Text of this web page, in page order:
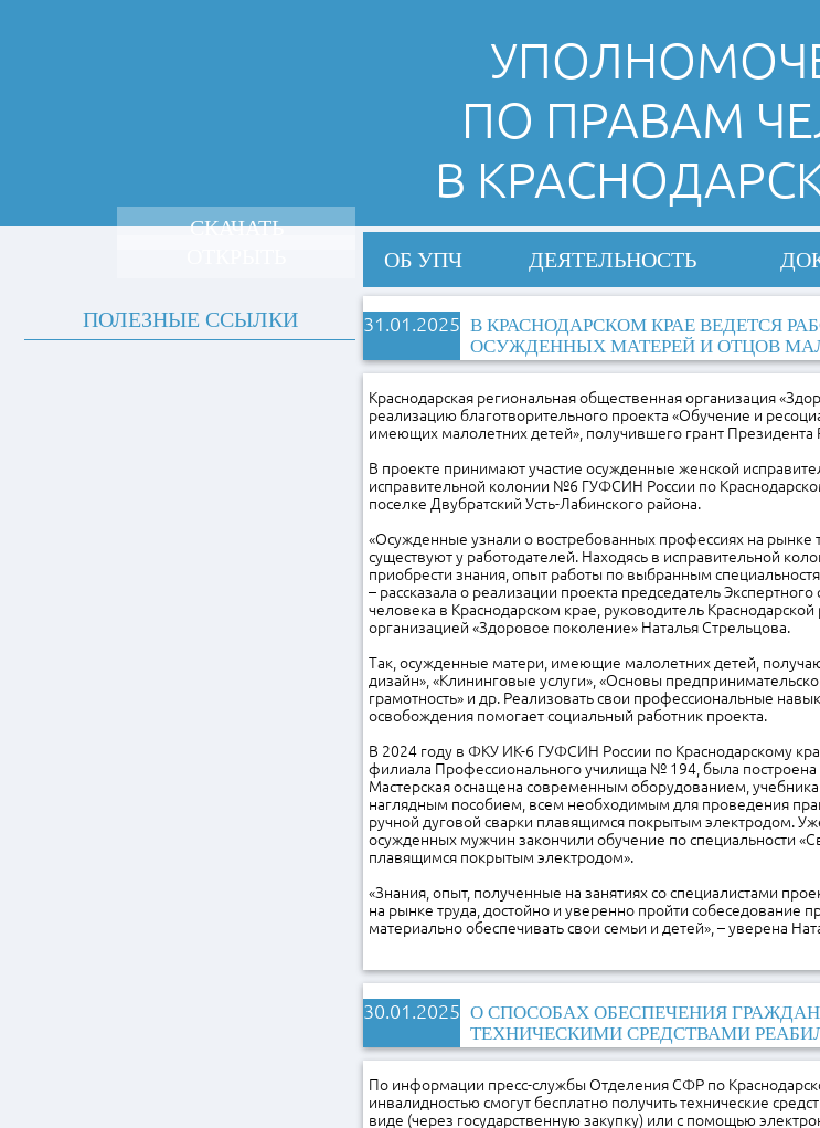
ПО ПРАВАМ
В
ОБ УПЧ ДЕЯТЕЛЬНОСТЬ
31.01.2025 В КРАСНОДАРСКОМ КРАЕ ВЕДЕТСЯ
ОСУЖДЕННЫХ МАТЕРЕЙ И ОТЦОВ
Краснодарская региональная общественная организация
реализацию благотворительного проекта «Обучение и
имеющих малолетних детей», получившего грант Президента
В проекте принимают участие осужденные женской
исправительной колонии №6 ГУФСИН России по
поселке Двубратский Усть-Лабинского района.
«Осужденные узнали о востребованных профессиях на рынке
существуют у работодателей. Находясь в исправительной
приобрести знания, опыт работы по выбранным
– рассказала о реализации проекта председатель
человека в Краснодарском крае, руководитель
организацией «Здоровое поколение» Наталья Стрельцова.
Так, осужденные матери, имеющие малолетних детей,
дизайн», «Клининговые услуги», «Основы
грамотность» и др. Реализовать свои профессиональные
освобождения помогает социальный работник проекта.
В 2024 году в ФКУ ИК-6 ГУФСИН России по Краснодарскому
филиала Профессионального училища № 194, была построена
Мастерская оснащена современным оборудованием,
наглядным пособием, всем необходимым для проведения
ручной дуговой сварки плавящимся покрытым электродом.
осужденных мужчин закончили обучение по специальности
плавящимся покрытым электродом».
«Знания, опыт, полученные на занятиях со специалистами
на рынке труда, достойно и уверенно пройти собеседование
материально обеспечивать свои семьи и детей», – уверена
30.01.2025 О СПОСОБАХ ОБЕСПЕЧЕНИЯ
ТЕХНИЧЕСКИМИ СРЕДСТВАМИ
По информации пресс-службы Отделения СФР по
инвалидностью смогут бесплатно получить технические
виде (через государственную закупку) или с помощью
СКАЧАТЬ
ПОЛЕЗНЫЕ ССЫЛКИ